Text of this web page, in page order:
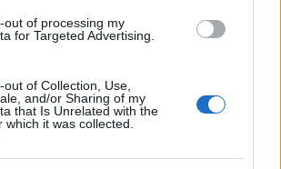
out of processing my
for Targeted Advertising.
of Collection, Use,
and/or Sharing of my
that Is Unrelated with the
which it was collected.